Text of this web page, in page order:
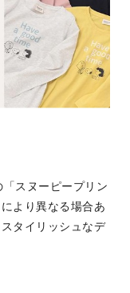
スヌーピープリン
より異なる場合あ
タイリッシュなデ